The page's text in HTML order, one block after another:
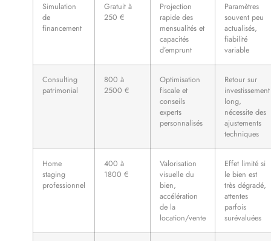
Simulation
de
financement
Gratuit à
250 €
Projection
rapide des
mensualités et
capacités
d’emprunt
Paramètres
souvent peu
actualisés,
fiabilité
variable
Consulting
patrimonial
800 à
2500 €
Optimisation
fiscale et
conseils
experts
personnalisés
Retour sur
investissement
long,
nécessite des
ajustements
techniques
Home
staging
professionnel
400 à
1800 €
Valorisation
visuelle du
bien,
accélération
de la
location/vente
Effet limité si
le bien est
très dégradé,
attentes
parfois
surévaluées